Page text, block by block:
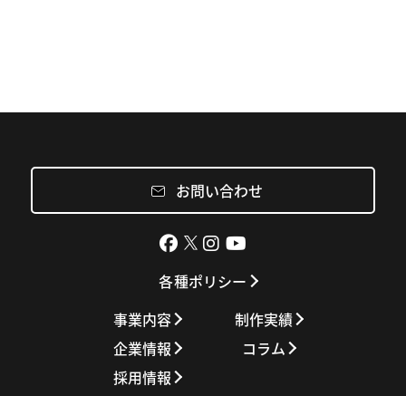
事業内容
制作実績
企業情報
コラム
採用情報
お問い合わせ
各種ポリシー